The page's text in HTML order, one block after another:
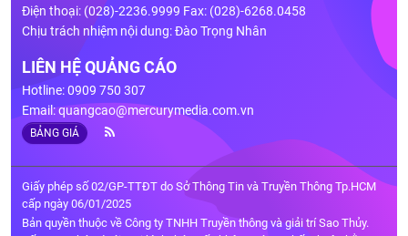
Điện thoại: (028)-2236.9999 Fax: (028)-6268.0458
Chịu trách nhiệm nội dung: Đào Trọng Nhân
LIÊN HỆ QUẢNG CÁO
Hotline: 0909 750 307
Email:quangcao@mercurymedia.com.vn
BẢNG GIÁ
Giấy phép số 02/GP-TTĐT do Sở Thông Tin và Truyền Thông Tp.HCM
cấp ngày 06/01/2025
Bản quyền thuộc về Công ty TNHH Truyền thông và giải trí Sao Thủy.